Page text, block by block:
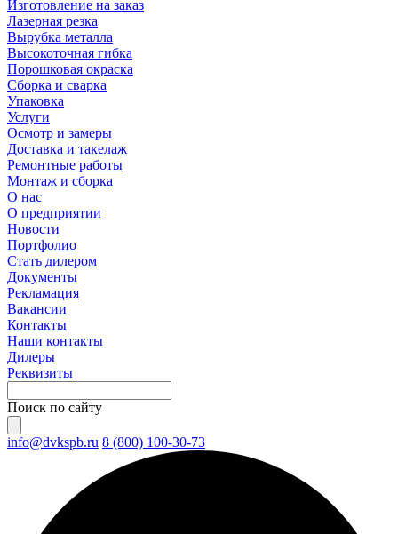
Изготовление на заказ
Лазерная резка
Вырубка металла
Высокоточная гибка
Порошковая окраска
Сборка и сварка
Упаковка
Услуги
Осмотр и замеры
Доставка и такелаж
Ремонтные работы
Монтаж и сборка
О нас
О предприятии
Новости
Портфолио
Стать дилером
Документы
Рекламация
Вакансии
Контакты
Наши контакты
Дилеры
Реквизиты
Поиск по сайту
info@dvkspb.ru 8 (800) 100-30-73